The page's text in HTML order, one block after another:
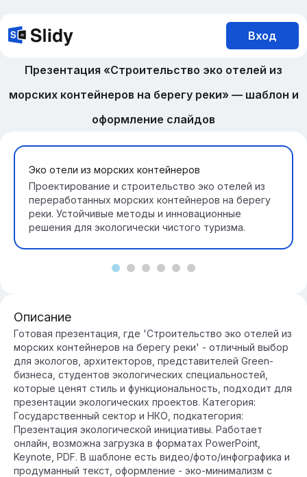
Вход
Презентация «Строительство эко отелей из
морских контейнеров на берегу реки» — шаблон и
оформление слайдов
Эко отели из морских контейнеров
Проектирование и строительство эко отелей из
переработанных морских контейнеров на берегу
реки. Устойчивые методы и инновационные
решения для экологически чистого туризма.
Описание
Готовая презентация, где 'Строительство эко отелей из
морских контейнеров на берегу реки' - отличный выбор
для экологов, архитекторов, представителей Green-
бизнеса, студентов экологических специальностей,
которые ценят стиль и функциональность, подходит для
презентации экологических проектов. Категория:
Государственный сектор и НКО, подкатегория:
Презентация экологической инициативы. Работает
онлайн, возможна загрузка в форматах PowerPoint,
Keynote, PDF. В шаблоне есть видео/фото/инфографика и
продуманный текст, оформление - эко-минимализм с